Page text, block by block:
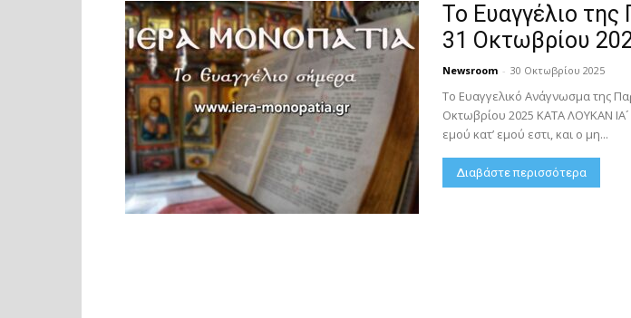
Το Ευαγγέλιο
31 Οκτωβρίου
Newsroom - 30 Οκτωβρίου 2025
Το Ευαγγελικό Ανάγνωσμα της
Οκτωβρίου 2025 ΚΑΤΑ ΛΟΥΚΑΝ ΙΑ´
εμού κατ’ εμού εστι, και ο μη...
Διαβάστε περισσότερα